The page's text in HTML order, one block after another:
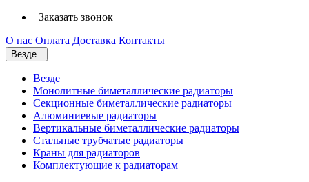
Заказать звонок
О нас Оплата Доставка Контакты
Везде
Везде
Монолитные биметаллические радиаторы
Секционные биметаллические радиаторы
Алюминиевые радиаторы
Вертикальные биметаллические радиаторы
Стальные трубчатые радиаторы
Краны для радиаторов
Комплектующие к радиаторам